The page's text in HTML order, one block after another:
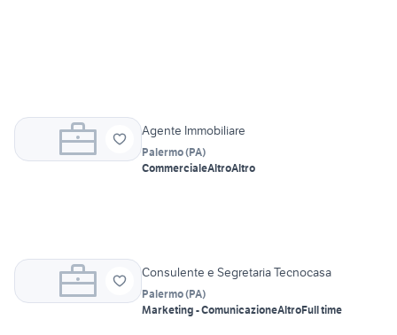
Agente Immobiliare
Palermo(PA)
CommercialeAltroAltro
Consulente e Segretaria Tecnocasa
Palermo(PA)
Marketing - ComunicazioneAltroFull time